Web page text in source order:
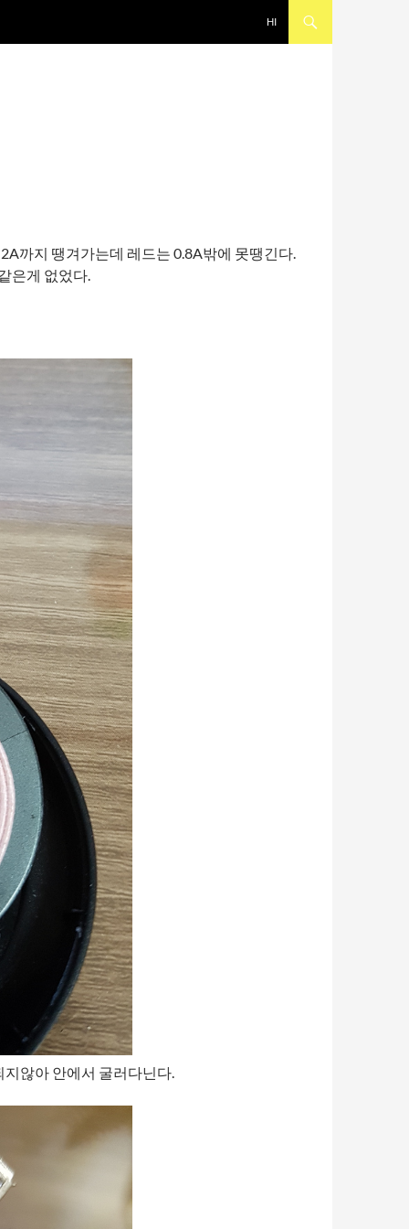
HI
까지 땡겨가는데 레드는 0.8A밖에 못땡긴다.
은게 없었다.
않아 안에서 굴러다닌다.